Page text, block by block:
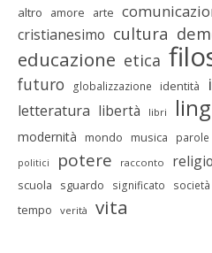
altro amore arte
cristianesimo cultura
educazione etica
futuro globalizzazione identità
letteratura libertà libri
modernità mondo musica parole
politici potere racconto
scuola sguardo significato società
tempo verità vita